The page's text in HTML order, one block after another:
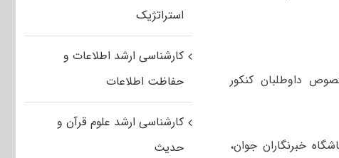
داوطلبان کنکور
خبرنگاران جوان،
استراتژیک
کارشناسی ارشد اطلاعات و
حفاظت اطلاعات
کارشناسی ارشد علوم قرآن و
حدیث